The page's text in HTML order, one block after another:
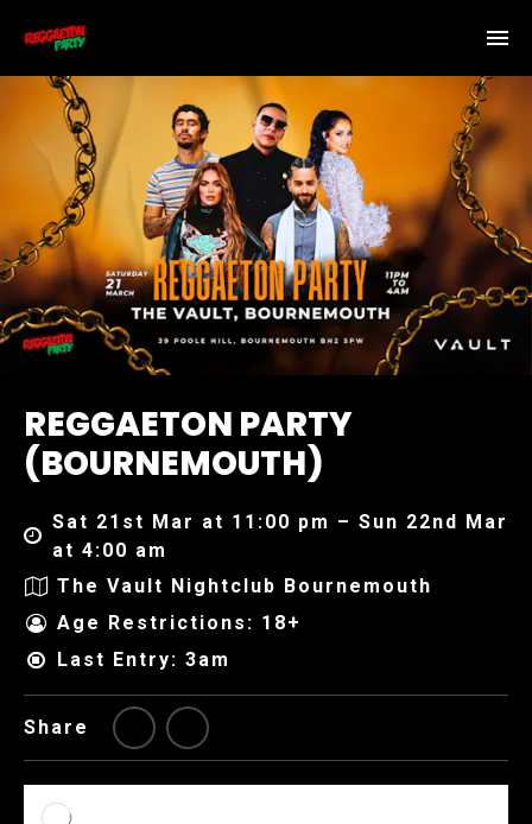
REGGAETON PARTY
(BOURNEMOUTH)
Sat 21st Mar at 11:00 pm – Sun 22nd Mar
at 4:00 am
The Vault Nightclub Bournemouth
Age Restrictions: 18+
Last Entry: 3am
Share